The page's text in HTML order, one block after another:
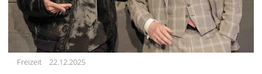
Freizeit 22.12.2025